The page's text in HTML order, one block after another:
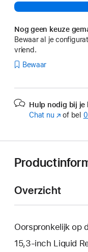
Nog geen keuze
Bewaar al je
vriend.
Bewaar
Hulp nodig bij je
Chat nu (Wordt
of bel
Overzicht
Oorspronkelijk op
15,3‑inch Liquid